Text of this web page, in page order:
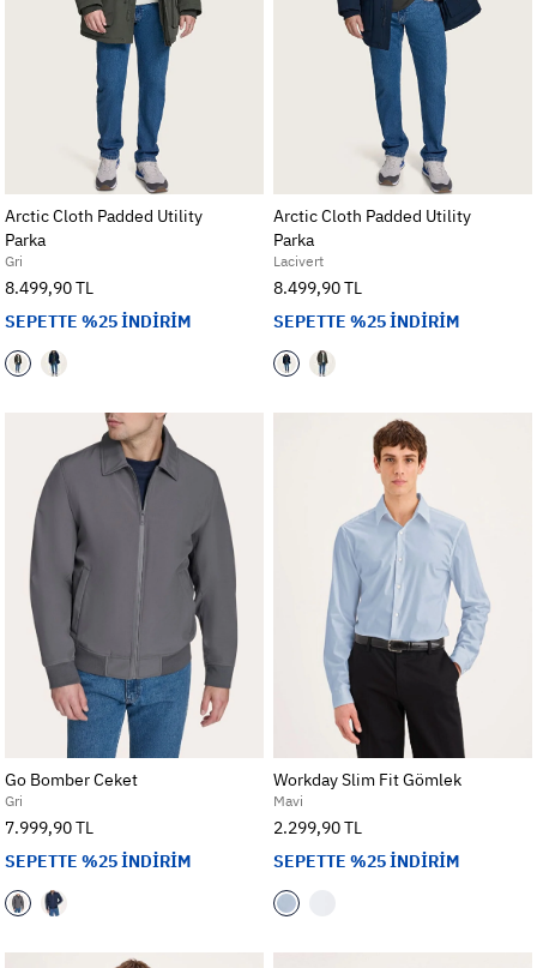
Arctic Cloth Padded Utility
Parka
Gri
8.499,90 TL
SEPETTE %25 İNDİRİM
Arctic Cloth Padded Utility
Parka
Lacivert
8.499,90 TL
SEPETTE %25 İNDİRİM
Go Bomber Ceket
Gri
7.999,90 TL
SEPETTE %25 İNDİRİM
Workday Slim Fit Gömlek
Mavi
2.299,90 TL
SEPETTE %25 İNDİRİM